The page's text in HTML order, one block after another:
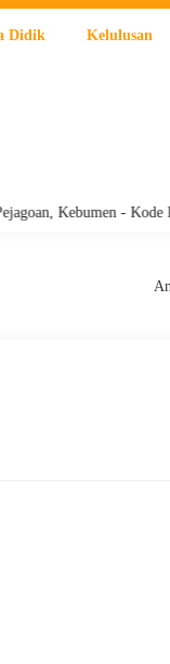
Didik Kelulusan
- Kode Pos